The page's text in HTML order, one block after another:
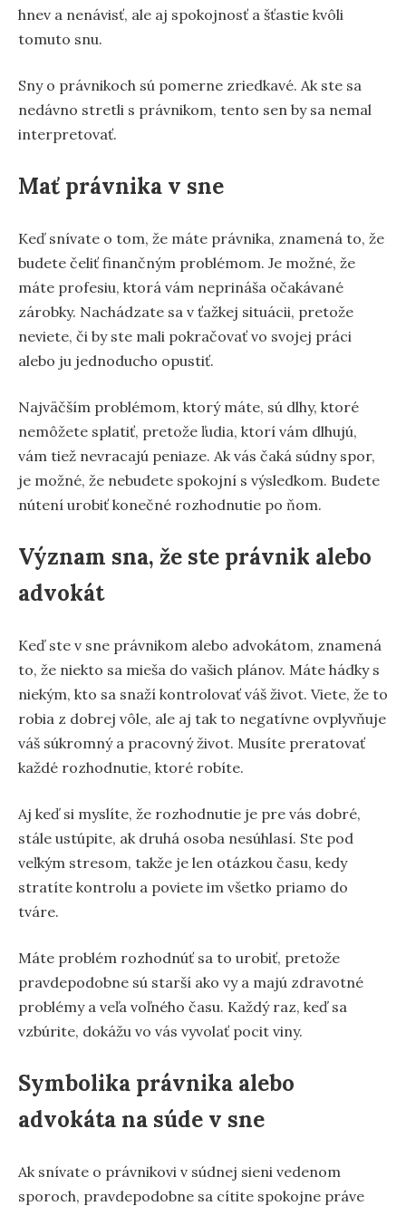
hnev a nenávisť, ale aj spokojnosť a šťastie kvôli
tomuto snu.
Sny o právnikoch sú pomerne zriedkavé. Ak ste sa
nedávno stretli s právnikom, tento sen by sa nemal
interpretovať.
Mať právnika v sne
Keď snívate o tom, že máte právnika, znamená to, že
budete čeliť finančným problémom. Je možné, že
máte profesiu, ktorá vám neprináša očakávané
zárobky. Nachádzate sa v ťažkej situácii, pretože
neviete, či by ste mali pokračovať vo svojej práci
alebo ju jednoducho opustiť.
Najväčším problémom, ktorý máte, sú dlhy, ktoré
nemôžete splatiť, pretože ľudia, ktorí vám dlhujú,
vám tiež nevracajú peniaze. Ak vás čaká súdny spor,
je možné, že nebudete spokojní s výsledkom. Budete
nútení urobiť konečné rozhodnutie po ňom.
Význam sna, že ste právnik alebo
advokát
Keď ste v sne právnikom alebo advokátom, znamená
to, že niekto sa mieša do vašich plánov. Máte hádky s
niekým, kto sa snaží kontrolovať váš život. Viete, že to
robia z dobrej vôle, ale aj tak to negatívne ovplyvňuje
váš súkromný a pracovný život. Musíte preratovať
každé rozhodnutie, ktoré robíte.
Aj keď si myslíte, že rozhodnutie je pre vás dobré,
stále ustúpite, ak druhá osoba nesúhlasí. Ste pod
veľkým stresom, takže je len otázkou času, kedy
stratíte kontrolu a poviete im všetko priamo do
tváre.
Máte problém rozhodnúť sa to urobiť, pretože
pravdepodobne sú starší ako vy a majú zdravotné
problémy a veľa voľného času. Každý raz, keď sa
vzbúrite, dokážu vo vás vyvolať pocit viny.
Symbolika právnika alebo
advokáta na súde v sne
Ak snívate o právnikovi v súdnej sieni vedenom
sporoch, pravdepodobne sa cítite spokojne práve